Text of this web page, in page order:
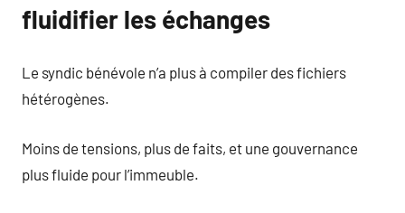
fluidifier les échanges
Le syndic bénévole n’a plus à compiler des fichiers
hétérogènes.
Moins de tensions, plus de faits, et une gouvernance
plus fluide pour l’immeuble.